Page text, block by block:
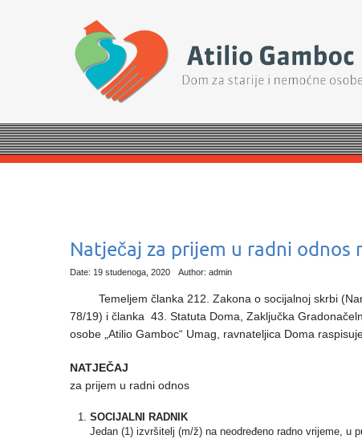
Natječaj za prijem u radni
Date: 19 studenoga, 2020 Author: admin
Temeljem članka 212. Zakona o socijalnoj skrbi
78/19) i članka 43. Statuta Doma, Zaključka
osobe „Atilio Gamboc“ Umag, ravnateljica Doma
NATJEČAJ
za prijem u radni odnos
SOCIJALNI RADNIK
Jedan (1) izvršitelj (m/ž) na neodređeno radno vrijeme, u